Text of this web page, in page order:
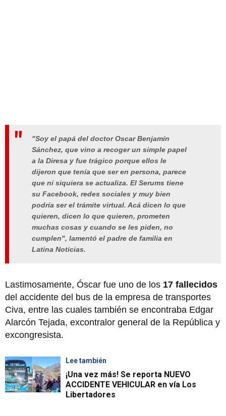
"Soy el papá del doctor Oscar Benjamín
Sánchez, que vino a recoger un simple papel
a la Diresa y fue trágico porque ellos le
dijeron que tenía que ser en persona, parece
que ni siquiera se actualiza. El Serums tiene
su Facebook, redes sociales y muy bien
podría ser el trámite virtual. Acá dicen lo que
quieren, dicen lo que quieren, prometen
muchas cosas y cuando se les piden, no
cumplen", lamentó el padre de familia en
Latina Noticias.
Lastimosamente, Óscar fue uno de los 17 fallecidos
del accidente del bus de la empresa de transportes
Civa, entre las cuales también se encontraba Edgar
Alarcón Tejada, excontralor general de la República y
excongresista.
Lee también
¡Una vez más! Se reporta NUEVO
ACCIDENTE VEHICULAR en vía Los
Libertadores